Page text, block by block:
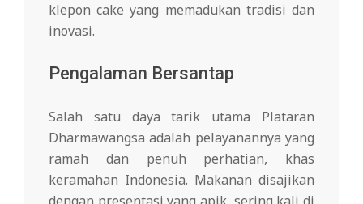
klepon cake yang memadukan tradisi dan
inovasi.
Pengalaman Bersantap
Salah satu daya tarik utama Plataran
Dharmawangsa adalah pelayanannya yang
ramah dan penuh perhatian, khas
keramahan Indonesia. Makanan disajikan